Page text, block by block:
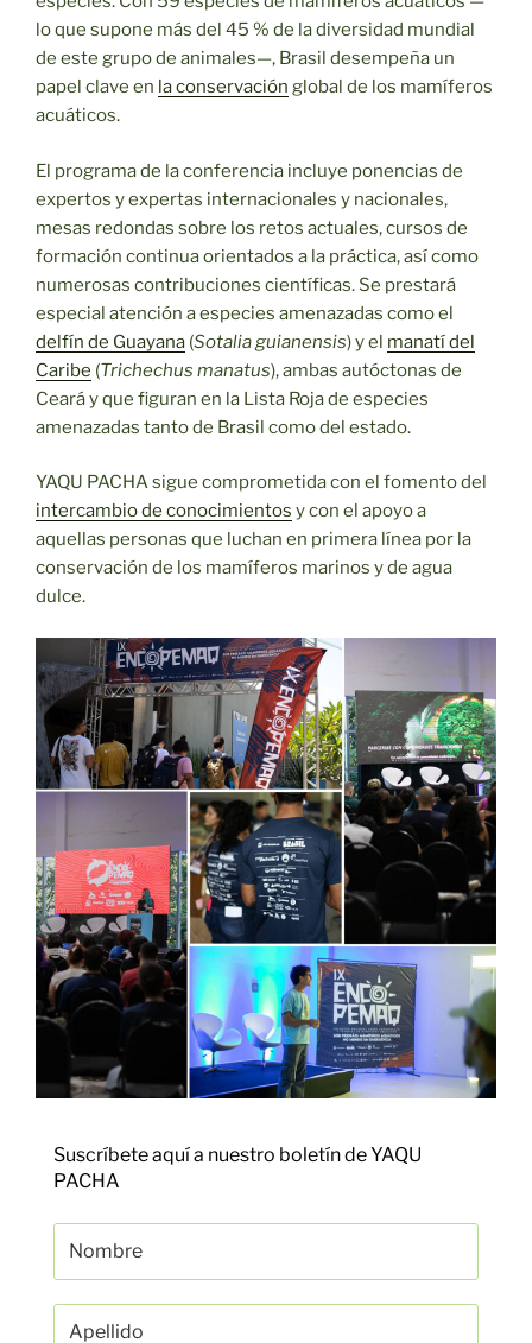
lo que supone más del 45 % de la diversidad mundial
de este grupo de animales—, Brasil desempeña un
papel clave en la conservación global de los mamíferos
acuáticos.
El programa de la conferencia incluye ponencias de
expertos y expertas internacionales y nacionales,
mesas redondas sobre los retos actuales, cursos de
formación continua orientados a la práctica, así como
numerosas contribuciones científicas. Se prestará
especial atención a especies amenazadas como el
delfín de Guayana (Sotalia guianensis) y el manatí del
Caribe (Trichechus manatus), ambas autóctonas de
Ceará y que figuran en la Lista Roja de especies
amenazadas tanto de Brasil como del estado.
YAQU PACHA sigue comprometida con el fomento del
intercambio de conocimientos y con el apoyo a
aquellas personas que luchan en primera línea por la
conservación de los mamíferos marinos y de agua
dulce.
Suscríbete aquí a nuestro boletín de YAQU
PACHA